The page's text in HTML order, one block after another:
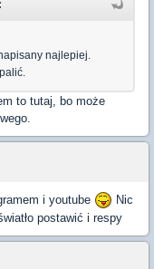
najlepiej.
to tutaj, bo może
i youtube
Nic
postawić i respy